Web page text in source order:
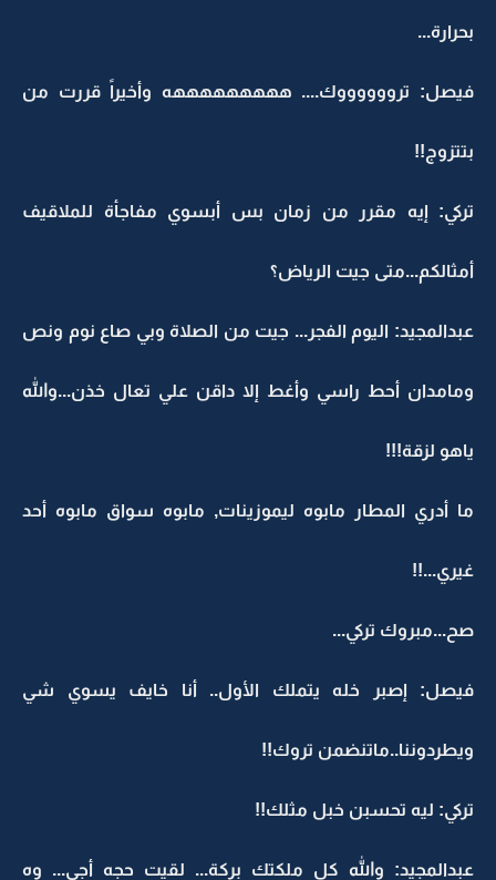
بحرارة...
فيصل: ترووووووك.... هههههههههه وأخيراً قررت من
بتتزوج!!
تركي: إيه مقرر من زمان بس أبسوي مفاجأة للملاقيف
أمثالكم...متى جيت الرياض؟
عبدالمجيد: اليوم الفجر... جيت من الصلاة وبي صاع نوم ونص
ومامدان أحط راسي وأغط إلا داقن علي تعال خذن...والله
ياهو لزقة!!!
ما أدري المطار مابوه ليموزينات, مابوه سواق مابوه أحد
غيري...!!
صح...مبروك تركي...
فيصل: إصبر خله يتملك الأول.. أنا خايف يسوي شي
ويطردوننا..ماتنضمن تروك!!
تركي: ليه تحسبن خبل مثلك!!
عبدالمجيد: والله كل ملكتك بركة... لقيت حجه أجي... وه